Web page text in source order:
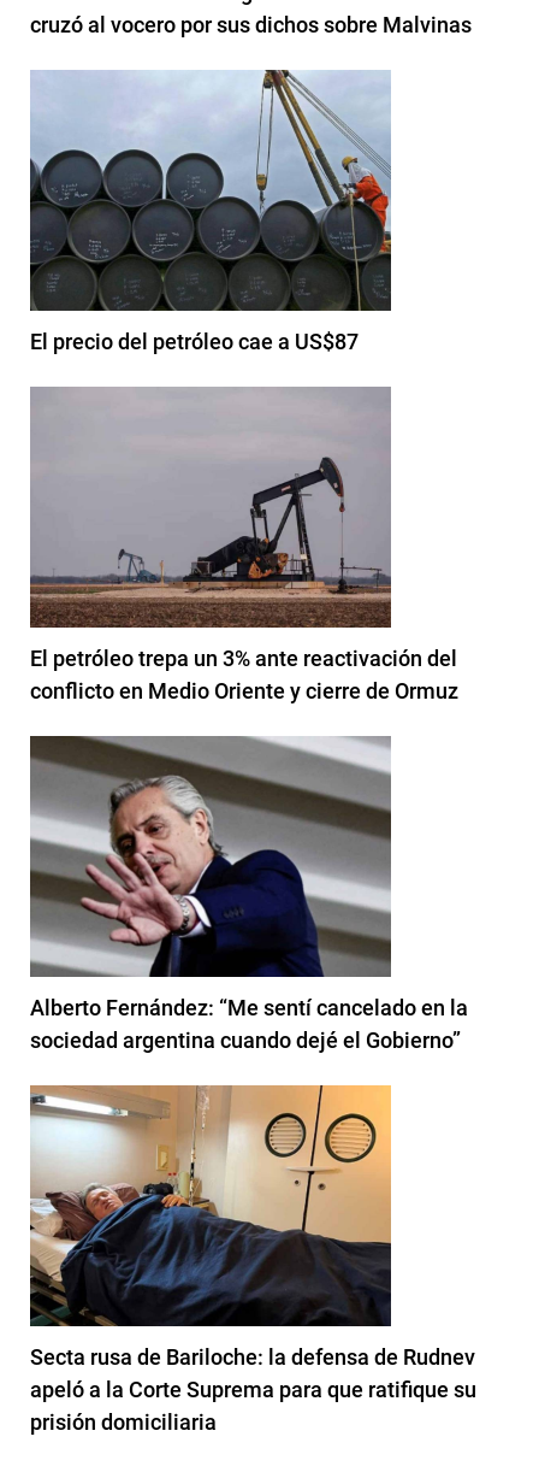
cruzó al vocero por sus dichos sobre Malvinas
El precio del petróleo cae a US$87
El petróleo trepa un 3% ante reactivación del
conflicto en Medio Oriente y cierre de Ormuz
Alberto Fernández: “Me sentí cancelado en la
sociedad argentina cuando dejé el Gobierno”
Secta rusa de Bariloche: la defensa de Rudnev
apeló a la Corte Suprema para que ratifique su
prisión domiciliaria